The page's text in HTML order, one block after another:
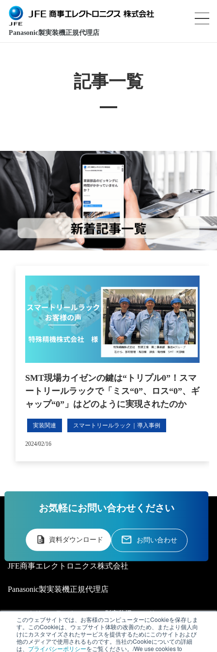
このウェブサイトでは、お客様のコンピューターにCookieを保存しま
す。このCookieは、ウェブサイト体験の改善のため、またより個人向
けにカスタマイズされたサービスを提供するためにこのサイトおよび
他のメディアで使用されるものです。当社のCookieについての詳細
は、 プライバシーポリシーをご覧ください。/We use cookies to
Panasonic製実装機正規代理店
記事一覧
SMT現場カイゼンの鍵は“トリプル0”！スマ
ートリールラックで「ミス“0”、ロス“0”、ギ
ャップ“0”」はどのように実現されたのか
実装関連 スマートリールラック｜導入事例
2024/02/16
お気軽にお問い合わせください
資料ダウンロード お問い合わせ
JFE商事エレクトロニクス株式会社
Panasonic製実装機正規代理店
スマートリールラック®Panasonic製実装機 ソリューション
導入事例 新着記事 展示会